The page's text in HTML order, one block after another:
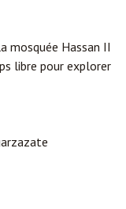
mosquée Hassan II
libre pour explorer